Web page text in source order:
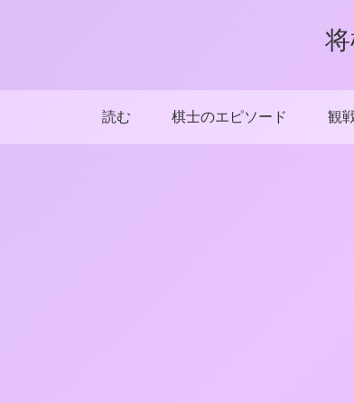
読む 棋士のエピソード 観